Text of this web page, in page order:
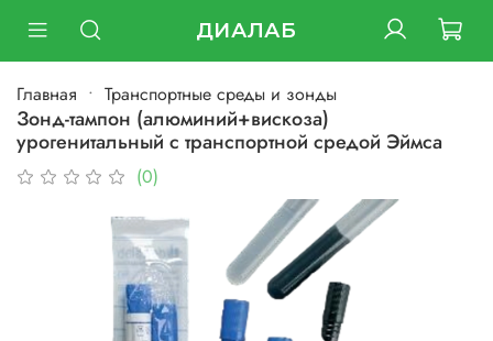
ДИАЛАБ
Главная Транспортные среды и зонды
Зонд-тампон (алюминий+вискоза)
урогенитальный с транспортной средой Эймса
(0)